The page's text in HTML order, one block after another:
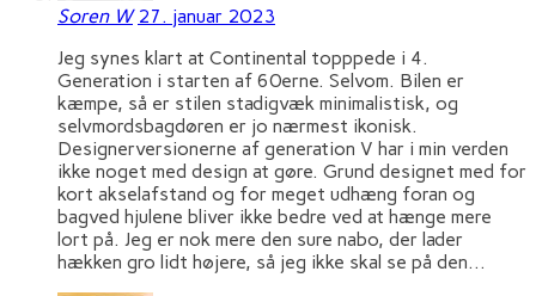
Soren W 27. januar 2023
Jeg synes klart at Continental topppede i 4.
Generation i starten af 60erne. Selvom. Bilen er
kæmpe, så er stilen stadigvæk minimalistisk, og
selvmordsbagdøren er jo nærmest ikonisk.
Designerversionerne af generation V har i min verden
ikke noget med design at gøre. Grund designet med for
kort akselafstand og for meget udhæng foran og
bagved hjulene bliver ikke bedre ved at hænge mere
lort på. Jeg er nok mere den sure nabo, der lader
hækken gro lidt højere, så jeg ikke skal se på den…